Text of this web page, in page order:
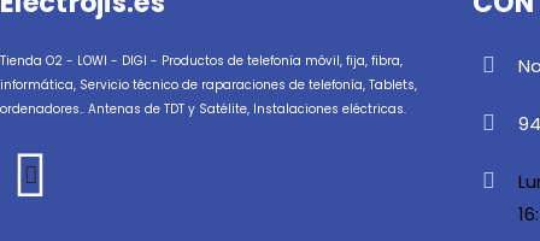
Tienda O2 - LOWI - DIGI - Productos de telefonía móvil, fija, fibra,
informática, Servicio técnico de raparaciones de telefonía, Tablets,
ordenadores.. Antenas de TDT y Satélite, Instalaciones eléctricas.